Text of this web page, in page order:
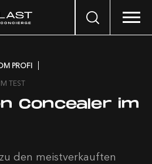
Search
PROFI
TEST
Concealer im
den meistverkauften